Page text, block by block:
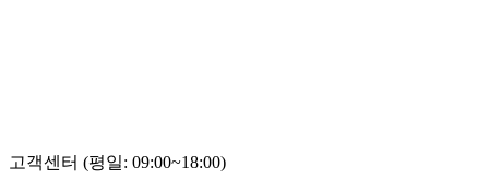
고객센터 (평일: 09:00~18:00)